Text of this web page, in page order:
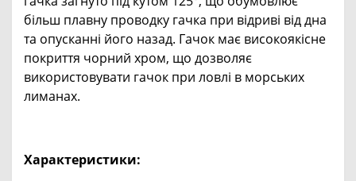
більш плавну проводку гачка при відриві від дна
та опусканні його назад. Гачок має високоякісне
покриття чорний хром, що дозволяє
використовувати гачок при ловлі в морських
лиманах.
Характеристики: